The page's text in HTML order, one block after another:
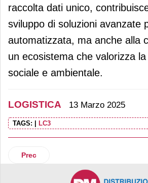
raccolta dati unico,
sviluppo di soluzioni avanzate
automatizzata, ma anche alla
un ecosistema che valorizza
sociale e ambientale.
LOGISTICA 13 Marzo 2025
TAGS: LC3
Articolo precedente: Dhl Supply
Prec